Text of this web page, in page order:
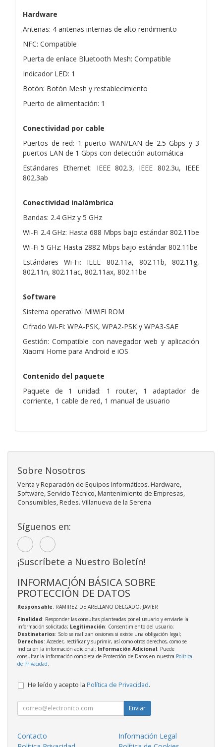
Hardware
Antenas: 4 antenas internas de alto rendimiento
NFC: Compatible
Puerta de enlace Bluetooth Mesh: Compatible
Indicador LED: 1
Botón: Botón Mesh y restablecimiento
Puerto de alimentación: 1
Conectividad por cable
Puertos de red: 1 puerto WAN/LAN de 2.5 Gbps y 3
puertos LAN de 1 Gbps con detección automática
Estándares Ethernet: IEEE 802.3, IEEE 802.3u, IEEE
802.3ab
Conectividad inalámbrica
Bandas: 2.4 GHz y 5 GHz
Wi-Fi 2.4 GHz: Hasta 688 Mbps bajo estándar 802.11be
Wi-Fi 5 GHz: Hasta 2882 Mbps bajo estándar 802.11be
Estándares Wi-Fi: IEEE 802.11a, 802.11b, 802.11g,
802.11n, 802.11ac, 802.11ax, 802.11be
Software
Sistema operativo: MiWiFi ROM
Cifrado Wi-Fi: WPA-PSK, WPA2-PSK y WPA3-SAE
Gestión: Compatible con navegador web y aplicación
Xiaomi Home para Android e iOS
Contenido del paquete
Paquete de 1 unidad: 1 router, 1 adaptador de
corriente, 1 cable de red, 1 manual de usuario
Sobre Nosotros
Venta y Reparación de Equipos Informáticos. Hardware,
Software, Servicio Técnico, Mantenimiento de Empresas,
Consumibles, Redes. Villanueva de la Serena
Síguenos en:
¡Suscríbete a Nuestro Boletín!
INFORMACIÓN BÁSICA SOBRE
PROTECCIÓN DE DATOS
Responsable: RAMIREZ DE ARELLANO DELGADO, JAVIER
Finalidad: Responder las consultas planteadas por el usuario y enviarle la
información solicitada; Legitimación: Consentimiento del usuario;
Destinatarios: Solo se realizan cesiones si existe una obligación legal;
Derechos: Acceder, rectificar y suprimir, así como otros derechos, como se
indica en la información adicional; Información Adicional: Puede
consultar la información completa de Protección de Datos en nuestra Política
de Privacidad
He leído y acepto la Política de Privacidad.
Enviar
Contacto
Información Legal